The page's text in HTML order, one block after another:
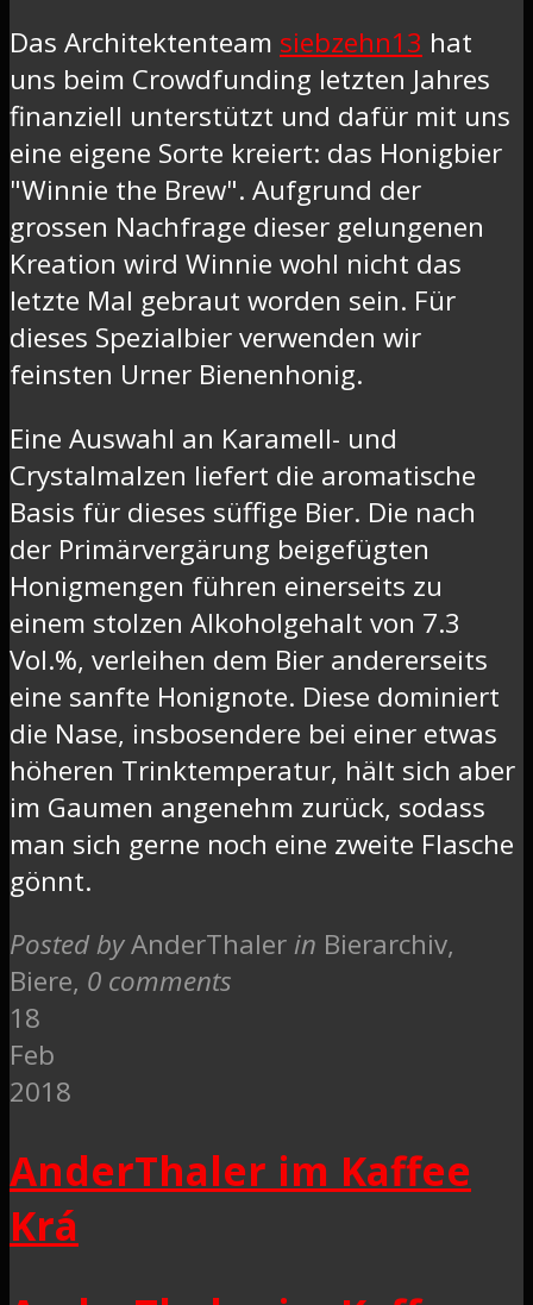
Das Architektenteam siebzehn13 hat
uns beim Crowdfunding letzten Jahres
finanziell unterstützt und dafür mit uns
eine eigene Sorte kreiert: das Honigbier
"Winnie the Brew". Aufgrund der
grossen Nachfrage dieser gelungenen
Kreation wird Winnie wohl nicht das
letzte Mal gebraut worden sein. Für
dieses Spezialbier verwenden wir
feinsten Urner Bienenhonig.
Eine Auswahl an Karamell- und
Crystalmalzen liefert die aromatische
Basis für dieses süffige Bier. Die nach
der Primärvergärung beigefügten
Honigmengen führen einerseits zu
einem stolzen Alkoholgehalt von 7.3
Vol.%, verleihen dem Bier andererseits
eine sanfte Honignote. Diese dominiert
die Nase, insbosendere bei einer etwas
höheren Trinktemperatur, hält sich aber
im Gaumen angenehm zurück, sodass
man sich gerne noch eine zweite Flasche
gönnt.
Posted byAnderThalerin Bierarchiv,
Biere, 0 comments
18
Feb
2018
AnderThaler im Kaffee
Krá